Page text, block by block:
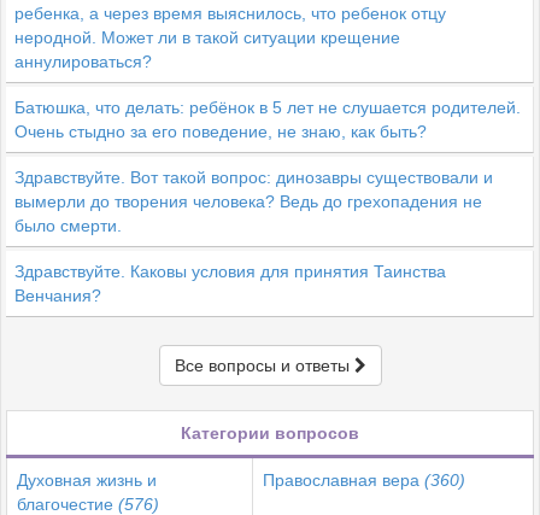
ребенка, а через время выяснилось, что ребенок отцу
неродной. Может ли в такой ситуации крещение
аннулироваться?
Батюшка, что делать: ребёнок в 5 лет не слушается родителей.
Очень стыдно за его поведение, не знаю, как быть?
Здравствуйте. Вот такой вопрос: динозавры существовали и
вымерли до творения человека? Ведь до грехопадения не
было смерти.
Здравствуйте. Каковы условия для принятия Таинства
Венчания?
Все вопросы и ответы
Категории вопросов
Духовная жизнь и
благочестие (576)
Православная вера (360)